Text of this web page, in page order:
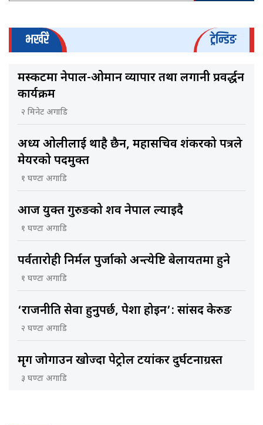
भर्खरै ट्रेन्डिङ
मस्कटमा नेपाल-ओमान व्यापार तथा लगानी प्रवर्द्धन
कार्यक्रम
२ मिनेट अगाडि
अध्यक्ष ओलीलाई थाहै छैन, महासचिव शंकरको पत्रले
मेयरको पदमुक्त
१ घण्टा अगाडि
आज युक्त गुरुङको शव नेपाल ल्याइदै
१ घण्टा अगाडि
पर्वतारोही निर्मल पुर्जाको अन्त्येष्टि बेलायतमा हुने
१ घण्टा अगाडि
‘राजनीति सेवा हुनुपर्छ, पेशा होइन’: सांसद केरुङ
२ घण्टा अगाडि
मृग जोगाउन खोज्दा पेट्रोल टयांकर दुर्घटनाग्रस्त
३ घण्टा अगाडि